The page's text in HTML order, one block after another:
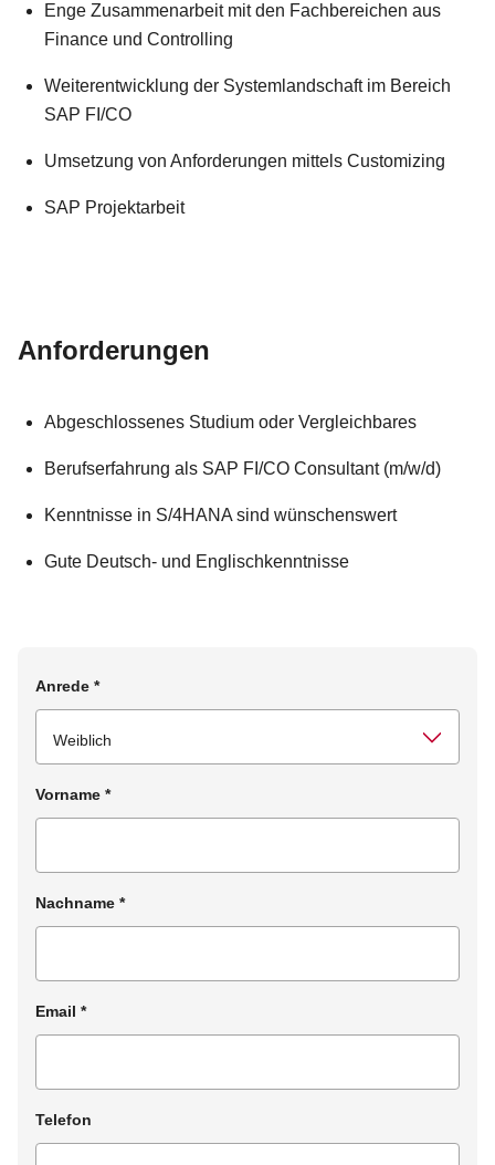
Enge Zusammenarbeit mit den Fachbereichen aus
Finance und Controlling
Weiterentwicklung der Systemlandschaft im Bereich
SAP FI/CO
Umsetzung von Anforderungen mittels Customizing
SAP Projektarbeit
Anforderungen
Abgeschlossenes Studium oder Vergleichbares
Berufserfahrung als SAP FI/CO Consultant (m/w/d)
Kenntnisse in S/4HANA sind wünschenswert
Gute Deutsch- und Englischkenntnisse
Anrede *
Vorname *
Nachname *
Email *
Telefon